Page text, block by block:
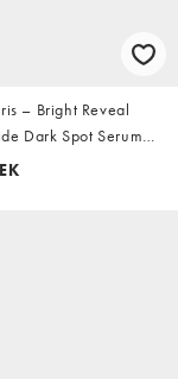
– Bright Reveal
Dark Spot Serum
30ml